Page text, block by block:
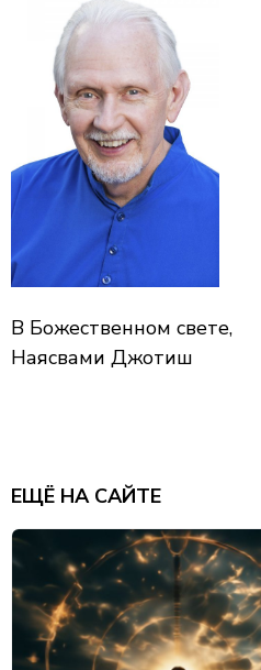
В Божественном свете,
Наясвами Джотиш
ЕЩЁ НА САЙТЕ